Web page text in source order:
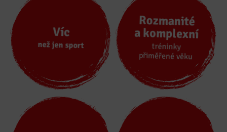
Víc
než jen sport
Rozmanité
a komplexní
tréninky
přiměřené věku